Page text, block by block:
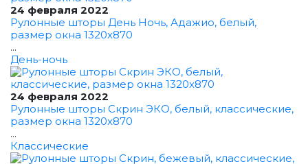
24 февраля 2022
Рулонные шторы День Ночь, Адажио, белый,
размер окна 1320x870
...
День-ночь
24 февраля 2022
Рулонные шторы Скрин ЭКО, белый, классические,
размер окна 1320x870
...
Классические